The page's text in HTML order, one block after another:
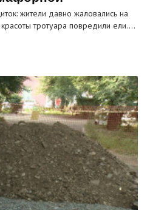
жители давно жаловались на
тротуара повредили ели.…